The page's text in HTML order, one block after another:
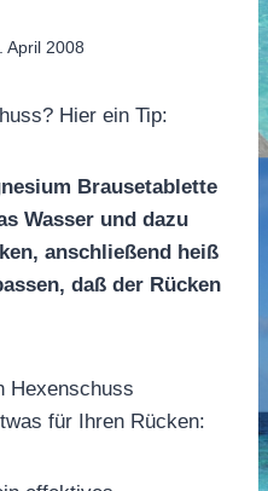
April 2008
Hier ein Tip:
Brausetablette
Wasser und dazu
anschließend heiß
daß der Rücken
Hexenschuss
für Ihren Rücken: